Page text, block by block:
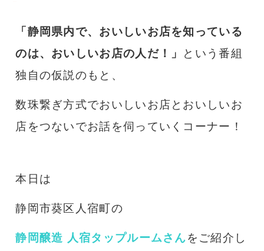
「静岡県内で、おいしいお店を知っている
のは、おいしいお店の人だ！」
という番組
独自の仮説のもと、
数珠繋ぎ方式でおいしいお店とおいしいお
店をつないでお話を伺っていくコーナー！
本日は
静岡市葵区人宿町の
静岡醸造 人宿タップルームさんをご紹介し